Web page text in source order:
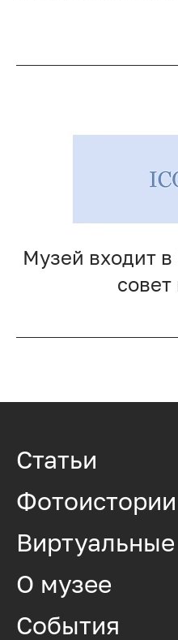
Музей входит
Статьи
Фотоистории
О музее
События